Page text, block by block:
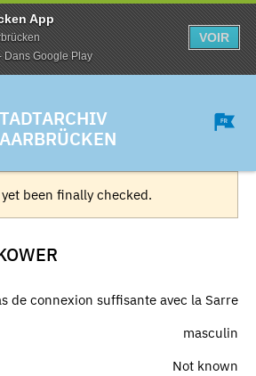
App
Dans Google Play
VOIR
been finally checked.
de connexion suffisante avec la Sarre
masculin
Not known